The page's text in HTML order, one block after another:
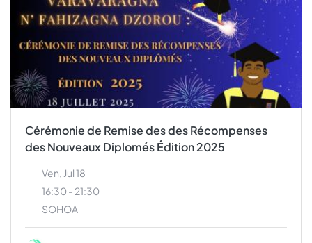
Cérémonie de Remise des des Récompenses
des Nouveaux Diplomés Édition 2025
Ven, Jul 18
16:30 - 21:30
SOHOA